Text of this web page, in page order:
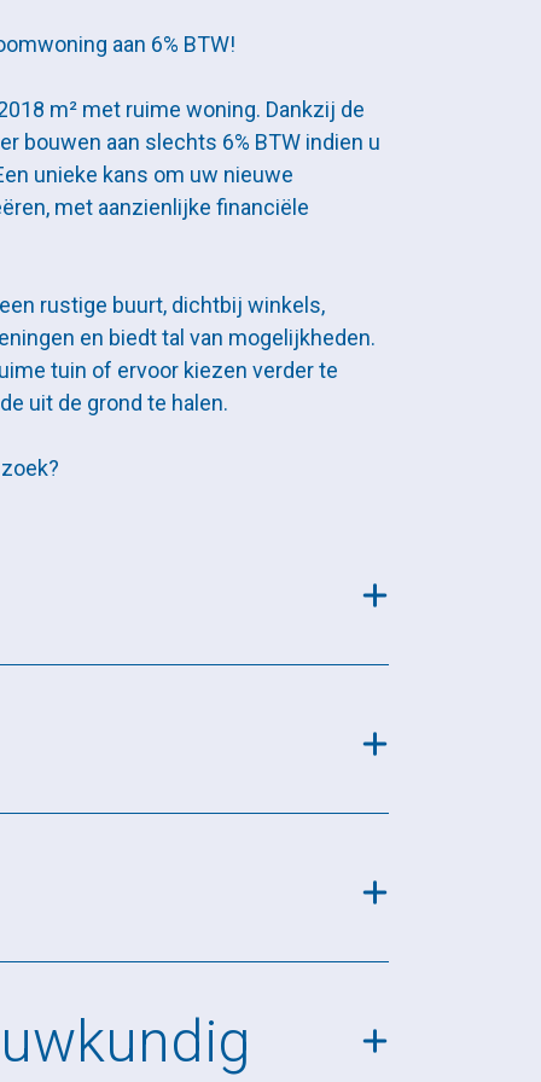
aan 6% BTW!
m² met ruime woning. Dankzij de
bouwen aan slechts 6% BTW indien u
unieke kans om uw nieuwe
met aanzienlijke financiële
rustige buurt, dichtbij winkels,
en biedt tal van mogelijkheden.
tuin of ervoor kiezen verder te
uit de grond te halen.